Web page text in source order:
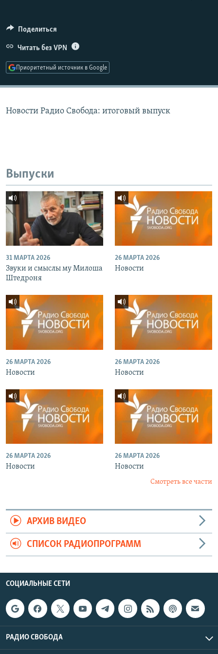
ПОДПИШИТЕСЬ НА РАССЫЛКУ
СОЦИАЛЬНЫЕ СЕТИ
Поделиться
Читать без VPN
Приоритетный источник в Google
Новости Радио Свобода: итоговый выпуск
Выпуски
31 МАРТА 2026
Звуки и смыслы му Милоша
Штедроня
26 МАРТА 2026
Новости
26 МАРТА 2026
Новости
26 МАРТА 2026
Новости
26 МАРТА 2026
Новости
26 МАРТА 2026
Новости
Смотреть все части
АРХИВ ВИДЕО
СПИСОК РАДИОПРОГРАММ
СОЦИАЛЬНЫЕ СЕТИ
РАДИО СВОБОДА